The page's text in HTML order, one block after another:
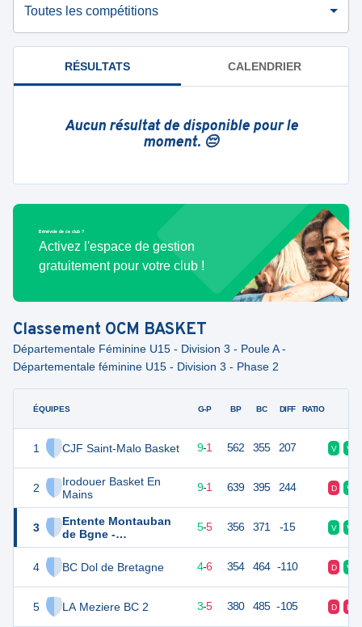
Toutes les compétitions
RÉSULTATS CALENDRIER
Aucun résultat de disponible pour le
moment. 😔
Bénévole de ce club ?
Activez l'espace de gestion
gratuitement pour votre club !
Classement OCM BASKET
Départementale Féminine U15 - Division 3 - Poule A -
Départementale féminine U15 - Division 3 - Phase 2
ÉQUIPES
1 CJF Saint-Malo Basket
2
Irodouer Basket En
Mains
3
Entente Montauban
de Bgne -
Boisgervilly Basket
4
BC Dol de Bretagne
5 LA Meziere BC 2
G-P BP BC DIFF RATIO
19 10 9-1 562 355 207 V V
19 9-1 639 395 244 D V
15 10 5-5 356 371 -15 V V
14 4-6 354 464 -110 D V
11 3-5 380 485 -105 D D